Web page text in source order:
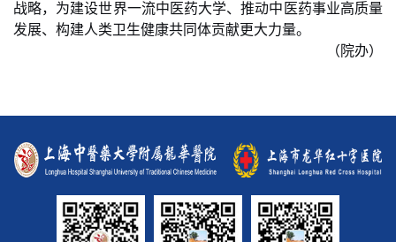
战略，为建设世界一流中医药大学、推动中医药事业高质量
发展、构建人类卫生健康共同体贡献更大力量。
（ 院办）